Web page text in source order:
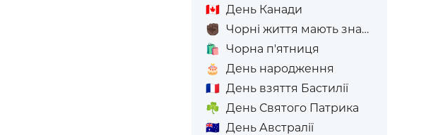
🇨🇦 День Канади
✊🏿 Чорні життя мають значення
🛍️
Чорна п'ятниця
🎂
День народження
🇫🇷 День взяття Бастилії
☘️ День Святого Патрика
🇦🇺 День Австралії